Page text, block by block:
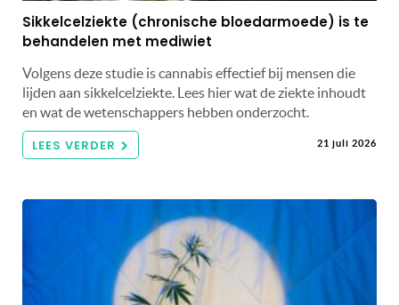
Sikkelcelziekte (chronische bloedarmoede) is te
behandelen met mediwiet
Volgens deze studie is cannabis effectief bij mensen die
lijden aan sikkelcelziekte. Lees hier wat de ziekte inhoudt
en wat de wetenschappers hebben onderzocht.
LEES VERDER 21 juli 2026